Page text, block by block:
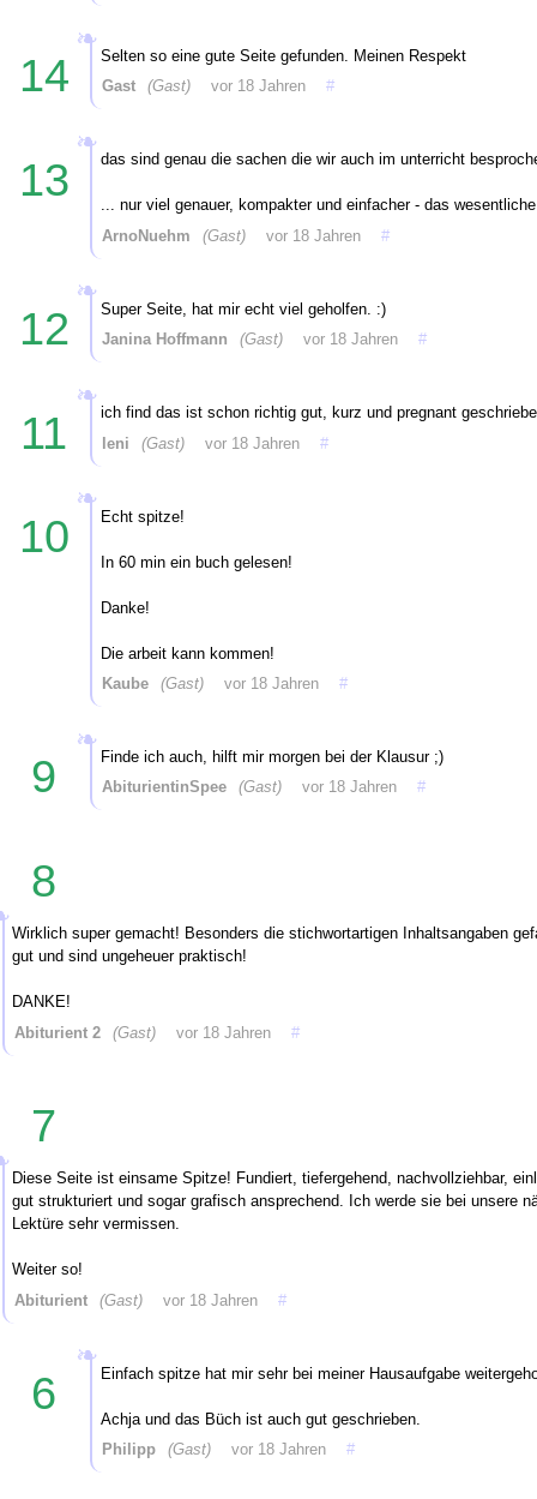
14
Selten so eine gute Seite gefunden. Meinen Respekt
Gast
(Gast) vor 18 Jahren #
13 das sind genau die sachen die wir auch im unterricht
... nur viel genauer, kompakter und einfacher - das
ArnoNuehm
(Gast) vor 18 Jahren #
12
Super Seite, hat mir echt viel geholfen. :)
Janina Hoffmann
(Gast) vor 18 Jahren #
11
ich find das ist schon richtig gut, kurz und pregnant
leni
(Gast) vor 18 Jahren #
10 Echt spitze!
In 60 min ein buch gelesen!
Danke!
Die arbeit kann kommen!
Kaube
(Gast) vor 18 Jahren #
9
Finde ich auch, hilft mir morgen bei der Klausur ;)
AbiturientinSpee
(Gast) vor 18 Jahren #
8
Wirklich super gemacht! Besonders die stichwortartigen Inhaltsangaben
gut und sind ungeheuer praktisch!
DANKE!
Abiturient 2
(Gast) vor 18 Jahren #
7
Diese Seite ist einsame Spitze! Fundiert, tiefergehend, nachvollziehbar,
gut strukturiert und sogar grafisch ansprechend. Ich werde sie bei unsere
Lektüre sehr vermissen.
Weiter so!
Abiturient
(Gast) vor 18 Jahren #
6 Einfach spitze hat mir sehr bei meiner Hausaufgabe
Achja und das Büch ist auch gut geschrieben.
Philipp
(Gast) vor 18 Jahren #